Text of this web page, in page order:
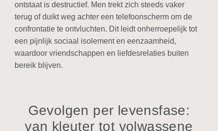
ontstaat is destructief. Men trekt zich steeds vaker
terug of duikt weg achter een telefoonscherm om de
confrontatie te ontvluchten. Dit leidt onherroepelijk tot
een pijnlijk sociaal isolement en eenzaamheid,
waardoor vriendschappen en liefdesrelaties buiten
bereik blijven.
Gevolgen per levensfase:
van kleuter tot volwassene